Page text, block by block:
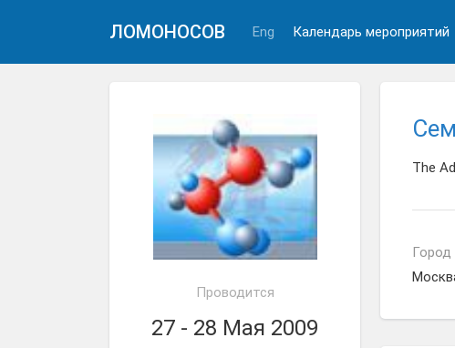
ЛОМОНОСОВ Eng Календарь мероприятий
Проводится
27 - 28 Мая 2009
The
Город